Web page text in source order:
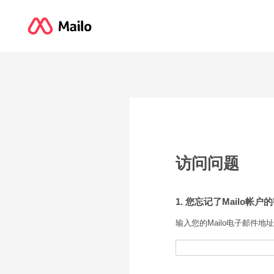
访问问题
1. 您忘记了Mailo帐户
输入您的Mailo电子邮件地